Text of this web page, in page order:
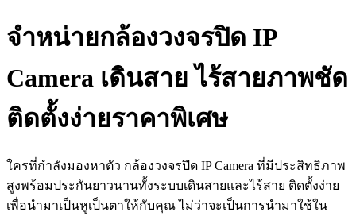
จำหน่ายกล้องวงจรปิด IP
Camera เดินสาย ไร้สายภาพชัด
ติดตั้งง่ายราคาพิเศษ
ใครที่กำลังมองหาตัว กล้องวงจรปิด IP Camera ที่มีประสิทธิภาพ
สูงพร้อมประกันยาวนานทั้งระบบเดินสายและไร้สาย ติดตั้งง่าย
เพื่อนำมาเป็นหูเป็นตาให้กับคุณ ไม่ว่าจะเป็นการนำมาใช้ใน